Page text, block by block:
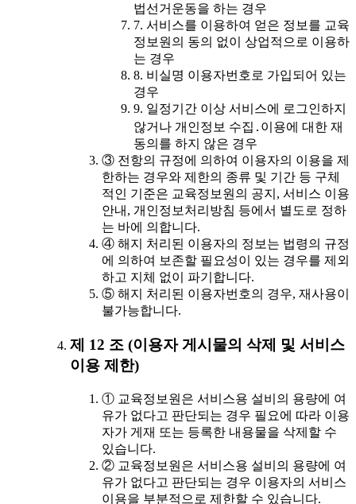
법선거운동을 하는 경우
7. 서비스를 이용하여 얻은 정보를 교육
정보원의 동의 없이 상업적으로 이용하
는 경우
8. 비실명 이용자번호로 가입되어 있는
경우
9. 일정기간 이상 서비스에 로그인하지
않거나 개인정보 수집․이용에 대한 재
동의를 하지 않은 경우
③ 전항의 규정에 의하여 이용자의 이용을 제
한하는 경우와 제한의 종류 및 기간 등 구체
적인 기준은 교육정보원의 공지, 서비스 이용
안내, 개인정보처리방침 등에서 별도로 정하
는 바에 의합니다.
④ 해지 처리된 이용자의 정보는 법령의 규정
에 의하여 보존할 필요성이 있는 경우를 제외
하고 지체 없이 파기합니다.
⑤ 해지 처리된 이용자번호의 경우, 재사용이
불가능합니다.
제 12 조 (이용자 게시물의 삭제 및 서비스
이용 제한)
① 교육정보원은 서비스용 설비의 용량에 여
유가 없다고 판단되는 경우 필요에 따라 이용
자가 게재 또는 등록한 내용물을 삭제할 수
있습니다.
② 교육정보원은 서비스용 설비의 용량에 여
유가 없다고 판단되는 경우 이용자의 서비스
이용을 부분적으로 제한할 수 있습니다.